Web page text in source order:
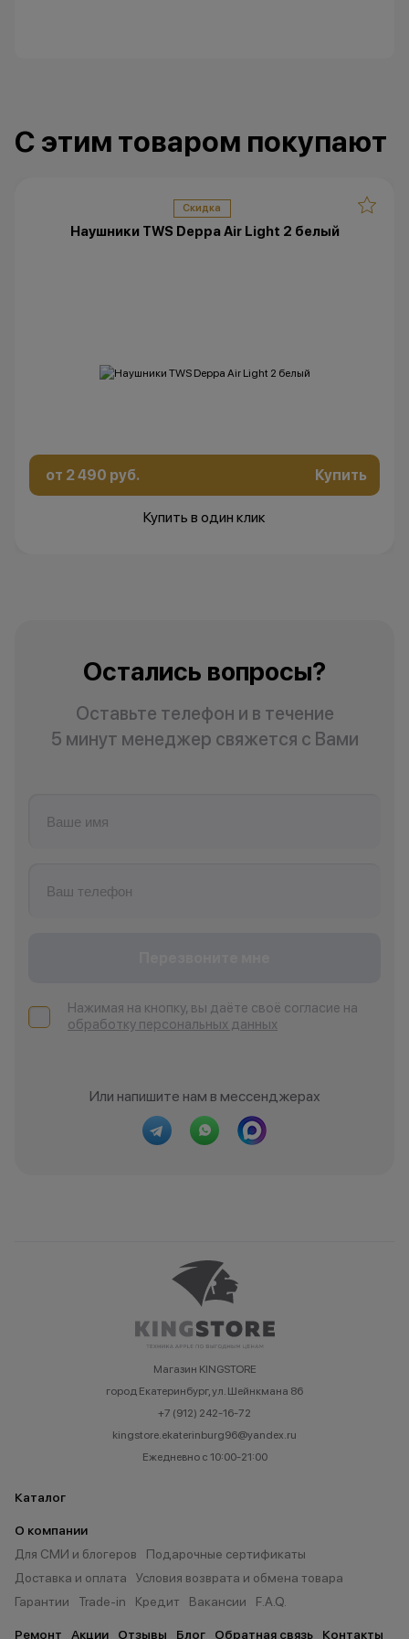
С этим товаром покупают
Скидка
Наушники TWS Deppa Air Light 2 белый
от 2 490 руб. Купить
Купить в один клик
Остались вопросы?
Оставьте телефон и в течение
5 минут менеджер свяжется с Вами
Нажимая на кнопку, вы даёте своё согласие на
обработку персональных данных
Или напишите нам в мессенджерах
Магазин KINGSTORE
город Екатеринбург, ул. Шейнкмана 86
+7 (912) 242-16-72
kingstore.ekaterinburg96@yandex.ru
Ежедневно с 10:00-21:00
Каталог
О компании
Для СМИ и блогеров
Подарочные сертификаты
Доставка и оплата
Условия возврата и обмена товара
Гарантии
Trade-in Кредит Вакансии F.A.Q.
Ремонт Акции Отзывы Блог Обратная связь Контакты